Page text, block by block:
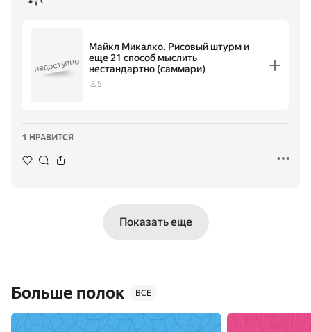
Майкл
Микалко.
недоступно
Майкл Микалко. Рисовый штурм и
еще 21 способ мыслить
нестандартно (саммари)
5
1 НРАВИТСЯ
Показать еще
Больше полок ВСЕ